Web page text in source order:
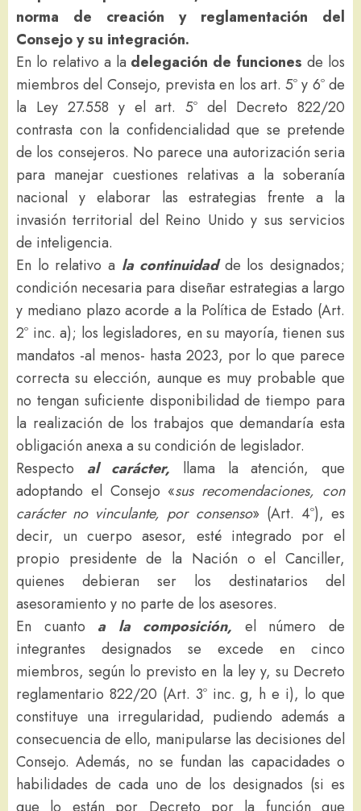
norma de creación y reglamentación del
Consejo y su integración.
En lo relativo a la delegación de funciones de los
miembros del Consejo, prevista en los art. 5º y 6º de
la Ley 27.558 y el art. 5º del Decreto 822/20
contrasta con la confidencialidad que se pretende
de los consejeros. No parece una autorización seria
para manejar cuestiones relativas a la soberanía
nacional y elaborar las estrategias frente a la
invasión territorial del Reino Unido y sus servicios
de inteligencia.
En lo relativo a la continuidadde los designados;
condición necesaria para diseñar estrategias a largo
y mediano plazo acorde a la Política de Estado (Art.
2º inc. a); los legisladores, en su mayoría, tienen sus
mandatos -al menos- hasta 2023, por lo que parece
correcta su elección, aunque es muy probable que
no tengan suficiente disponibilidad de tiempo para
la realización de los trabajos que demandaría esta
obligación anexa a su condición de legislador.
Respecto al carácter, llama la atención, que
adoptando el Consejo «sus recomendaciones, con
carácter no vinculante, por consenso» (Art. 4º), es
decir, un cuerpo asesor, esté integrado por el
propio presidente de la Nación o el Canciller,
quienes debieran ser los destinatarios del
asesoramiento y no parte de los asesores.
En cuanto a la composición, el número de
integrantes designados se excede en cinco
miembros, según lo previsto en la ley y, su Decreto
reglamentario 822/20 (Art. 3º inc. g, h e i), lo que
constituye una irregularidad, pudiendo además a
consecuencia de ello, manipularse las decisiones del
Consejo. Además, no se fundan las capacidades o
habilidades de cada uno de los designados (si es